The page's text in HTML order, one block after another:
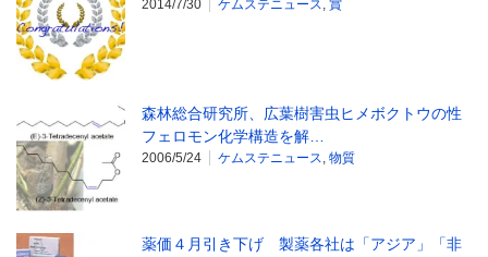
2014/7/30 ケムステニュース, 賞
森林総合研究所、広葉樹害虫ヒメボクトウの性
フェロモン化学構造を解…
2006/5/24 ケムステニュース, 物質
薬価４月引き下げ 製薬各社は「アジア」「非